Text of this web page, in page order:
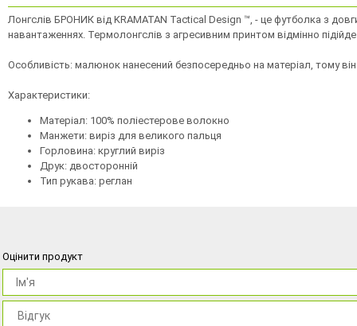
Лонгслів БРОНИК від KRAMATAN Tactical Design ™, - це футболка з
навантаженнях. Термолонгслів з агресивним принтом відмінно
Особливість: малюнок нанесений безпосередньо на матеріал, тому
Характеристики:
Матеріал: 100% поліестерове волокно
Манжети: виріз для великого пальця
Горловина: круглий виріз
Друк: двосторонній
Тип рукава: реглан
Оцінити продукт